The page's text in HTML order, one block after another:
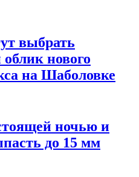
выбрать
нового
на Шаболовке
ночью и
до 15 мм